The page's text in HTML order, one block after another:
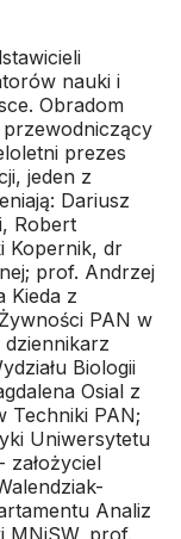
nauki i
Obradom
prezes
jeden z
Dariusz
Robert
Kopernik, dr
prof. Andrzej
Kieda z
PAN w
Biologii
Osial z
Techniki PAN;
Uniwersytetu
założyciel
Analiz